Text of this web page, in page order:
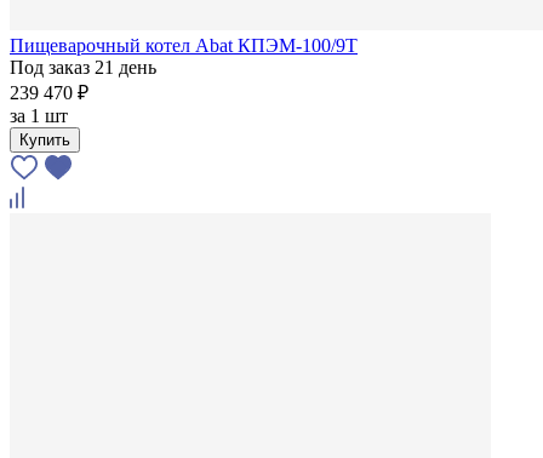
Пищеварочный котел Abat КПЭМ-100/9Т
Под заказ 21 день
239 470 ₽
за 1 шт
Купить